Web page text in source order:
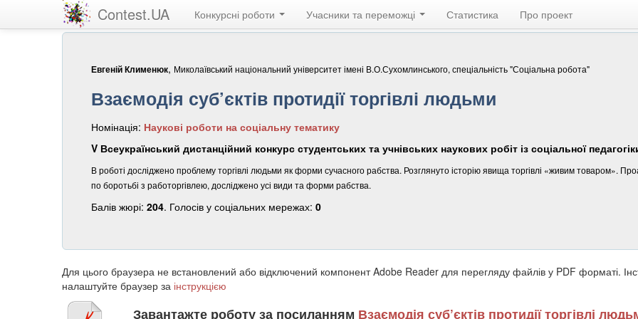
Contest.UA Конкурсні роботи Учасники та переможці Статистика Про проект
Евгеній Клименюк, Миколаївський національний університет імені В.О.Сухомлинського, спеціальність "Соціальна робота"
Взаємодія суб’єктів протидії торгівлі людьми
Номінація: Наукові роботи на соціальну тематику
V Всеукраїнський дистанційний конкурс студентських та учнівських наукових робіт із соціальної
В роботі досліджено проблему торгівлі людьми як форми сучасного рабства. Розглянуто історію явища торгівлі «живим товаром».
по боротьбі з работоргівлею, досліджено усі види та форми рабства.
Балів жюрі: 204. Голосів у соціальних мережах: 0
Для цього браузера не встановлений або відключений компонент Adobe Reader для перегляду файлів у PDF форматі.
налаштуйте браузер за інструкцією
Завантажте роботу за посиланням Взаємодія суб’єктів протидії торгівлі